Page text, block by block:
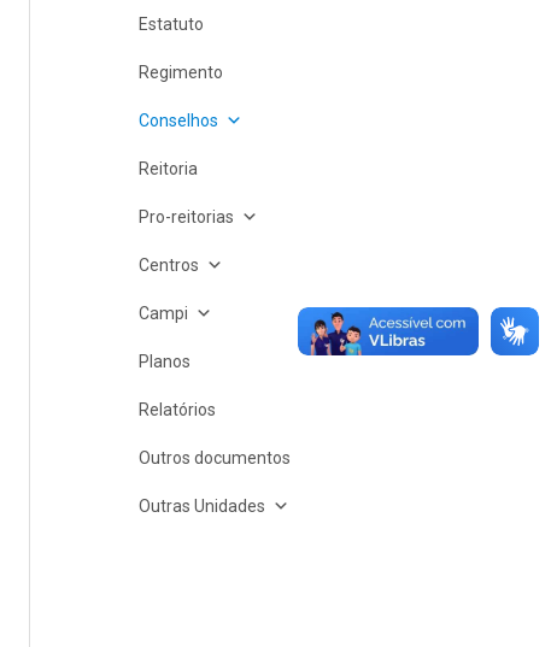
Estatuto
Regimento
Conselhos
Reitoria
Pro-reitorias
Centros
Campi
Planos
Relatórios
Outros documentos
Outras Unidades